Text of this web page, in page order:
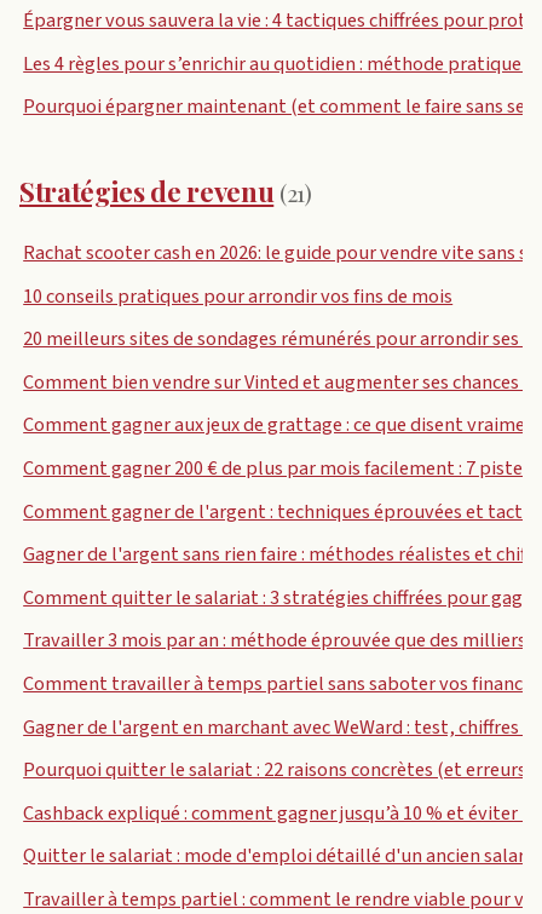
Épargner vous sauvera la vie : 4 tactiques chiffrées pour
Les 4 règles pour s’enrichir au quotidien : méthode pratique
Pourquoi épargner maintenant (et comment le faire sans se
Stratégies de revenu (21)
Rachat scooter cash en 2026: le guide pour vendre vite sans
10 conseils pratiques pour arrondir vos fins de mois
20 meilleurs sites de sondages rémunérés pour arrondir ses
Comment bien vendre sur Vinted et augmenter ses chances
Comment gagner aux jeux de grattage : ce que disent
Comment gagner 200 € de plus par mois facilement : 7 pistes
Comment gagner de l'argent : techniques éprouvées et
Gagner de l'argent sans rien faire : méthodes réalistes et
Comment quitter le salariat : 3 stratégies chiffrées pour
Travailler 3 mois par an : méthode éprouvée que des milliers
Comment travailler à temps partiel sans saboter vos finances
Gagner de l'argent en marchant avec WeWard : test, chiffres
Pourquoi quitter le salariat : 22 raisons concrètes (et erreurs
Cashback expliqué : comment gagner jusqu’à 10 % et éviter
Quitter le salariat : mode d'emploi détaillé d'un ancien salarié
Travailler à temps partiel : comment le rendre viable pour